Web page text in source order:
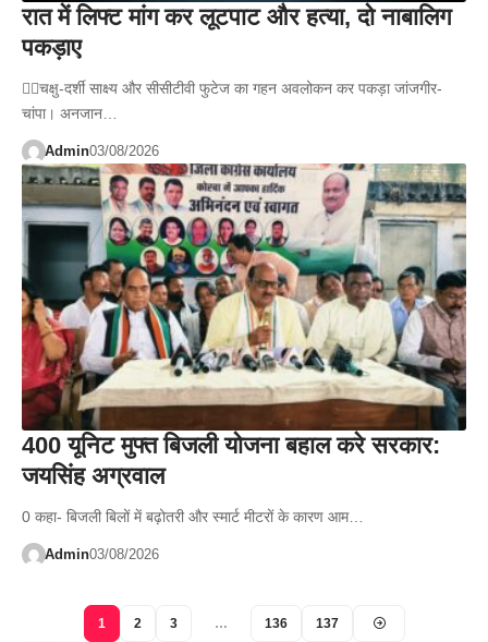
रात में लिफ्ट मांग कर लूटपाट और हत्या, दो नाबालिग
पकड़ाए
👉🏻चक्षु-दर्शी साक्ष्य और सीसीटीवी फुटेज का गहन अवलोकन कर पकड़ा जांजगीर-
चांपा। अनजान…
Admin03/08/2026
400 यूनिट मुफ्त बिजली योजना बहाल करे सरकार:
जयसिंह अग्रवाल
0 कहा- बिजली बिलों में बढ़ोतरी और स्मार्ट मीटरों के कारण आम…
Admin03/08/2026
1 2 3 … 136 137